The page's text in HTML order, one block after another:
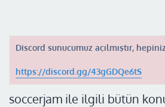
Discord sunucumuz açılmıştır,
https://discord.gg/43gGDQe6tS
soccerjam ile ilgili bütün